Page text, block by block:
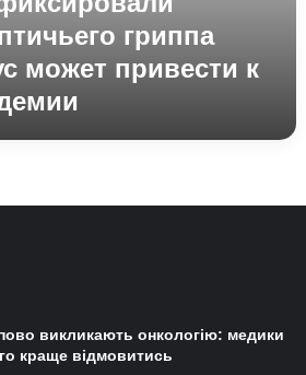
гриппа
может привести к
викликають онкологію: медики
краще відмовитись